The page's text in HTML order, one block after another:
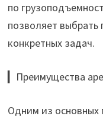
по
позволяет
конкретных задач.
▎Преимущества
Одним из основных